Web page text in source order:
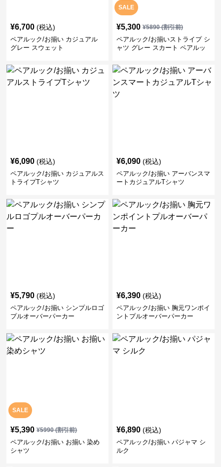
¥6,700 (税込)
ペアルック/お揃い カジュアル
グレー スウェット
SALE
¥5,300 ¥5890(割引前)
ペアルック/お揃いストライプ シ
ャツ グレー スカート ペアルッ
¥6,090 (税込)
ペアルック/お揃い カジュアルス
トライプTシャツ
¥6,090 (税込)
ペアルック/お揃い アーバンスマ
ートカジュアルTシャツ
¥5,790 (税込)
ペアルック/お揃い シンプルロゴ
プルオーバーパーカー
¥6,390 (税込)
ペアルック/お揃い 胸元ワンポイ
ントプルオーバーパーカー
SALE
¥5,390 ¥5990(割引前)
ペアルック/お揃い お揃い 染め
シャツ
¥6,890 (税込)
ペアルック/お揃い パジャマ シ
ルク